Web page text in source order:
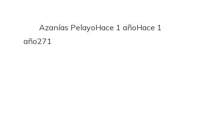
Azanías PelayoHace 1 añoHace 1
año271